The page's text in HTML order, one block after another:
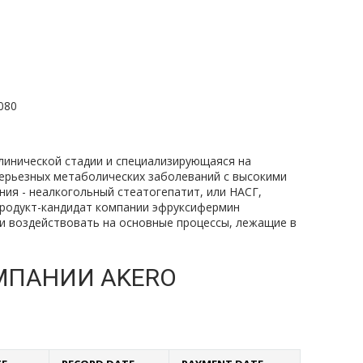
стадии и специализирующаяся на
метаболических заболеваний с высокими
- неалкогольный стеатогепатит, или НАСГ,
кандидат компании эфруксифермин
воздействовать на основные процессы, лежащие в
AKERO